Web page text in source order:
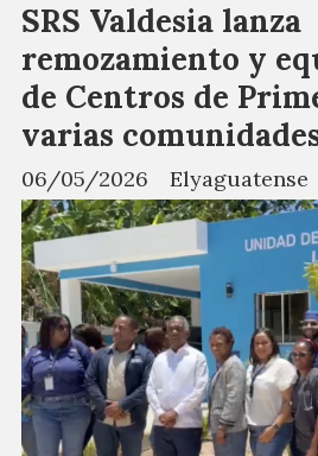
SRS Valdesia lanza
remozamiento y
de Centros de
varias
Elyaguatense
06/05/2026